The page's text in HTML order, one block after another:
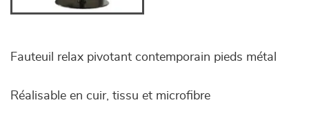
Fauteuil relax pivotant contemporain pieds métal
Réalisable en cuir, tissu et microfibre